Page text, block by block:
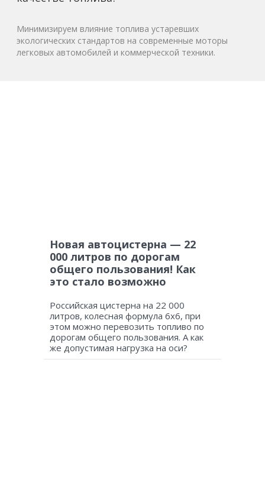
Минимизируем влияние топлива устаревших
экологических стандартов на современные моторы
легковых автомобилей и коммерческой техники.
Новая автоцистерна — 22
000 литров по дорогам
общего пользования! Как
это стало возможно
Российская цистерна на 22 000
литров, колесная формула 6х6, при
этом можно перевозить топливо по
дорогам общего пользования. А как
же допустимая нагрузка на оси?